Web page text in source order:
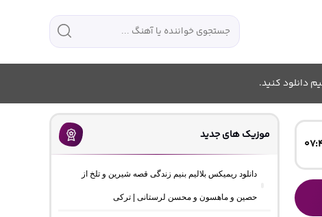
دانلود کنید.
موزیک های جدید
دانلود ریمیکس بلالیم بنیم زندگی قصه شیرین و تلخ از
حصین و ماهسون و محسن لرستانی | ترکی